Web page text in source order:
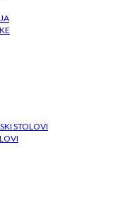
STOLOVI